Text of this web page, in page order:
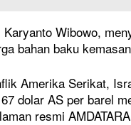
Karyanto Wibowo,
bahan baku
Amerika Serikat,
dolar AS per barel
resmi